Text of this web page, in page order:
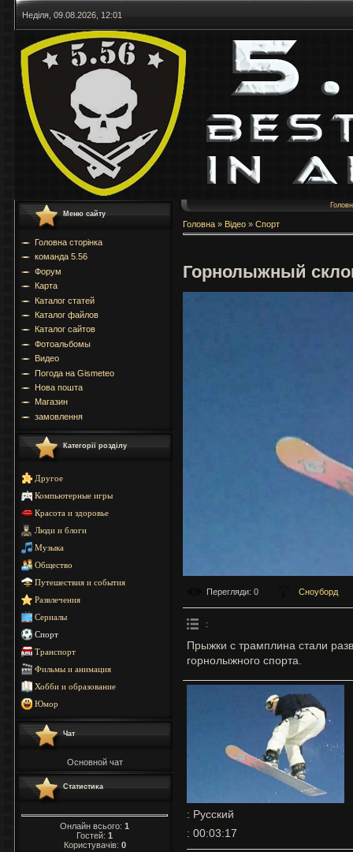
Неділя, 09.08.2026, 12:01
Меню сайту
Головна сторінка
команда 5.56
Форум
Карта
Каталог статей
Каталог файлов
Каталог сайтов
Фотоальбомы
Видео
Погода на Gismeteo
Нова пошта
Магазин
замовлення
Категорії розділу
Другое
Компьютерные игры
Красота и здоровье
Люди и блоги
Музыка
Общество
Путешествия и события
Развлечения
Сериалы
Спорт
Транспорт
Фильмы и анимация
Хобби и образование
Юмор
Чат
Основной чат
Статистика
Онлайн всього: 1
Гостей: 1
Користувачів: 0
Головна » Відео » Спорт
Горнолыжный
Перегляди: 0 Сноуборд
:
Прыжки с трамплина стали
горнолыжного спорта.
: Русский
: 00:03:17